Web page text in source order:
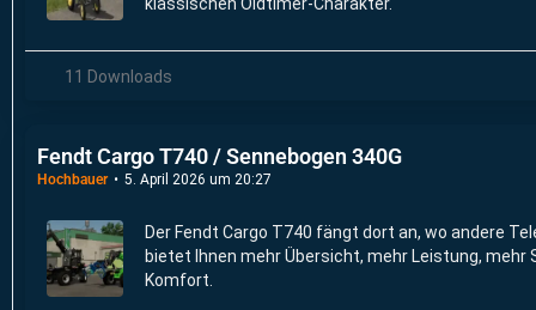
11 Downloads
Fendt Cargo T740 / Sennebogen 340G
Hochbauer 5. April 2026 um 20:27
Der Fendt Cargo T740 fängt dort an, wo andere
bietet Ihnen mehr Übersicht, mehr Leistung, mehr
Komfort.